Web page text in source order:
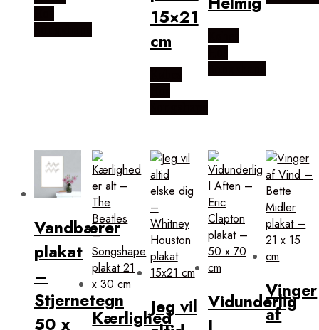
15×21
cm
Vandbærer
plakat
–
Stjernetegn
50 x
KærlighedJeg vil Vidunderlig
Vinger
af